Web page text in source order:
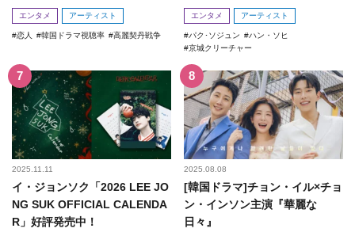
エンタメ アーティスト
恋人 韓国ドラマ視聴率 高麗契丹戦争
エンタメ アーティスト
パク･ソジュン
ハン・ソヒ
京城クリーチャー
2025.11.11
イ・ジョンソク「2026 LEE JO
NG SUK OFFICIAL CALENDA
R」好評発売中！
2025.08.08
[韓国ドラマ]チョン・イル×チョ
ン・インソン主演『華麗な
日々』